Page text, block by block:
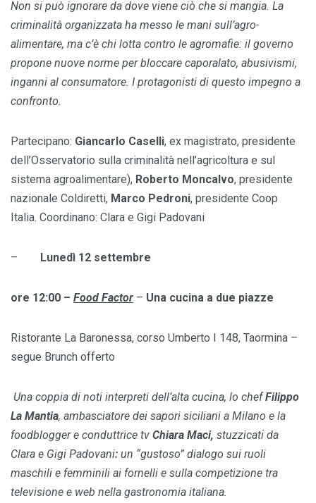
Non si può ignorare da dove viene ciò che si mangia. La
criminalità organizzata ha messo le mani sull’agro-
alimentare, ma c’è chi lotta contro le agromafie: il governo
propone nuove norme per bloccare caporalato, abusivismi,
inganni al consumatore. I protagonisti di questo impegno a
confronto.
Partecipano: Giancarlo Caselli, ex magistrato, presidente
dell’Osservatorio sulla criminalità nell’agricoltura e sul
sistema agroalimentare), Roberto Moncalvo, presidente
nazionale Coldiretti, Marco Pedroni, presidente Coop
Italia. Coordinano: Clara e Gigi Padovani
– Lunedì 12 settembre
ore 12:00 – Food Factor – Una cucina a due piazze
Ristorante La Baronessa, corso Umberto I 148, Taormina –
segue Brunch offerto
Una coppia di noti interpreti dell’alta cucina, lo chefFilippo
La Mantia, ambasciatore dei sapori siciliani a Milano e la
foodblogger e conduttrice tv Chiara Maci, stuzzicati da
Clara e Gigi Padovani: un “gustoso” dialogo sui ruoli
maschili e femminili ai fornelli e sulla competizione tra
televisione e web nella gastronomia italiana.